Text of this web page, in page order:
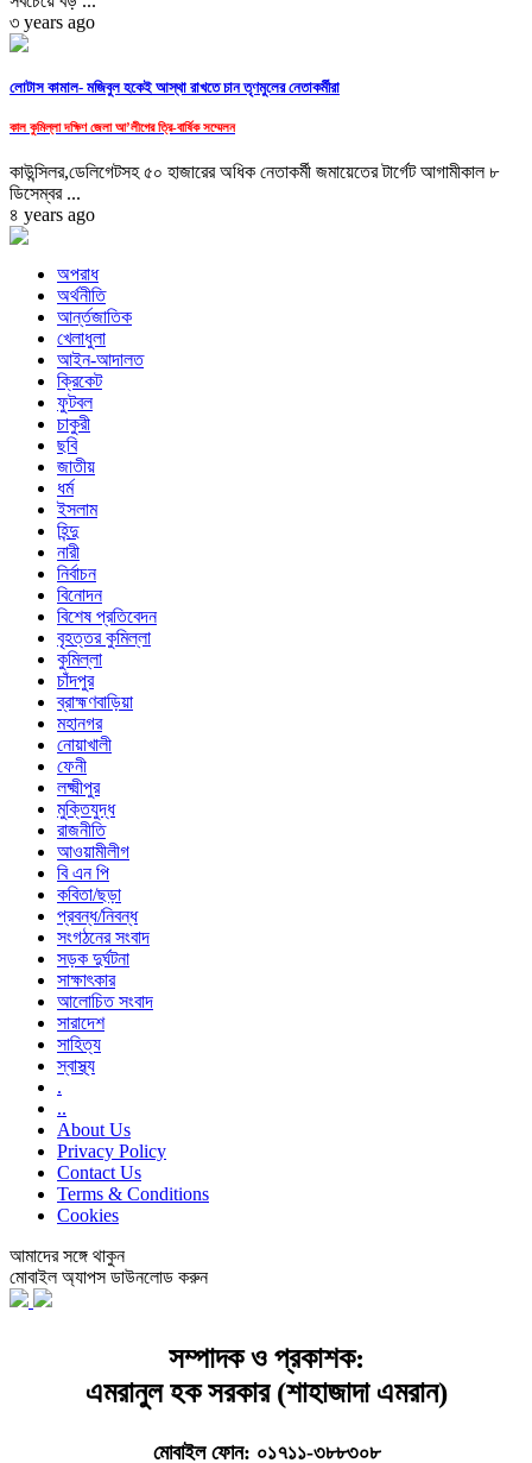
৩ years ago
লোটাস কামাল- মজিবুল হকেই আস্থা রাখতে চান তৃণমুলের নেতাকর্মীরা
কাল কুমিল্লা দক্ষিণ জেলা আ’লীগের ত্রি-বার্ষিক সম্মেলন
কাউন্সিলর,ডেলিগেটসহ ৫০ হাজারের অধিক নেতাকর্মী জমায়েতের টার্গেট আগামীকাল ৮
ডিসেম্বর ...
৪ years ago
অপরাধ
অর্থনীতি
আর্ন্তজাতিক
খেলাধুলা
আইন-আদালত
ক্রিকেট
ফুটবল
চাকুরী
ছবি
জাতীয়
ধর্ম
ইসলাম
হিন্দু
নারী
নির্বাচন
বিনোদন
বিশেষ প্রতিবেদন
বৃহত্তর কুমিল্লা
কুমিল্লা
চাঁদপুর
ব্রাহ্মণবাড়িয়া
মহানগর
নোয়াখালী
ফেনী
লক্ষ্মীপুর
মুক্তিযুদ্ধ
রাজনীতি
আওয়ামীলীগ
বি এন পি
কবিতা/ছড়া
প্রবন্ধ/নিবন্ধ
সংগঠনের সংবাদ
সড়ক দুর্ঘটনা
সাক্ষাৎকার
আলোচিত সংবাদ
সারাদেশ
সাহিত্য
স্বাস্থ্য
.
..
About Us
Privacy Policy
Contact Us
Terms & Conditions
Cookies
আমাদের সঙ্গে থাকুন
মোবাইল অ্যাপস ডাউনলোড করুন
সম্পাদক ও প্রকাশক:
এমরানুল হক সরকার (শাহাজাদা এমরান)
মোবাইল ফোন: ০১৭১১-৩৮৮৩০৮